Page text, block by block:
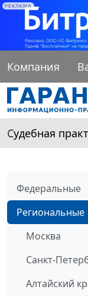
РЕКЛАМА
Компания
Судебная
Федеральные
Региональные
Москва
Санкт-
Алтайский